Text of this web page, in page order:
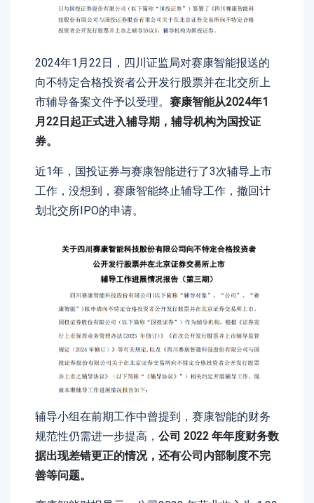
2024年1月22日，四川证监局对赛康智能报送的
向不特定合格投资者公开发行股票并在北交所上
市辅导备案文件予以受理。 赛康智能从2024年1
月22日起正式进入辅导期，辅导机构为国投证
券。
近1年，国投证券与赛康智能进行了3次辅导上市
工作，没想到，赛康智能终止辅导工作，撤回计
划北交所IPO的申请。
辅导小组在前期工作中曾提到，赛康智能的财务
规范性仍需进一步提高， 公司 2022 年年度财务数
据出现差错更正的情况，还有公司内部制度不完
善等问题。